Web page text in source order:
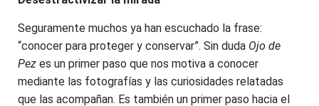
Seguramente muchos ya han escuchado la frase:
“conocer para proteger y conservar”. Sin duda Ojo de
Pez es un primer paso que nos motiva a conocer
mediante las fotografías y las curiosidades relatadas
que las acompañan. Es también un primer paso hacia el